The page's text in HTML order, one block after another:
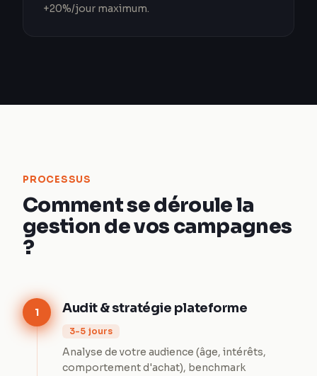
+20%/jour maximum.
PROCESSUS
Comment se déroule la
gestion de vos campagnes
?
1 Audit & stratégie plateforme
3-5 jours
Analyse de votre audience (âge, intérêts,
comportement d'achat), benchmark